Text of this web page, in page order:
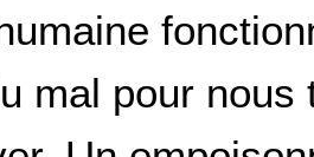
mal pour nous